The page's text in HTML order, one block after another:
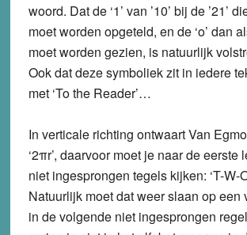
woord. Dat de ‘1’ van ’10’ bij de ’21’
moet worden opgeteld, en de ‘o’ dan
moet worden gezien, is natuurlijk
Ook dat deze symboliek zit in iedere
met ‘To the Reader’…
In verticale richting ontwaart Van
‘2πr’, daarvoor moet je naar de eerste
niet ingesprongen tegels kijken: ‘T-W-
Natuurlijk moet dat weer slaan op een
in de volgende niet ingesprongen